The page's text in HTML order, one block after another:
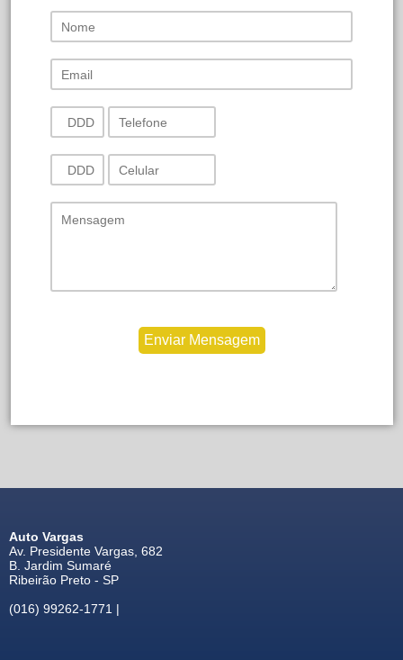
Auto Vargas
Av. Presidente Vargas, 682
B. Jardim Sumaré
Ribeirão Preto - SP
(016) 99262-1771 |